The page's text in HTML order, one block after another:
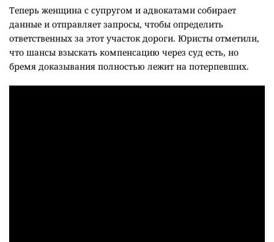
Теперь женщина с супругом и адвокатами собирает
данные и отправляет запросы, чтобы определить
ответственных за этот участок дороги. Юристы отметили,
что шансы взыскать компенсацию через суд есть, но
бремя доказывания полностью лежит на потерпевших.